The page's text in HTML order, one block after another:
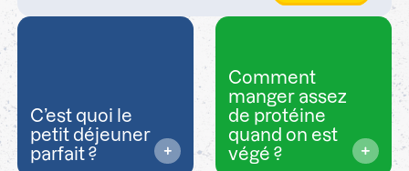
C’est quoi le
petit déjeuner
parfait ?
Comment
manger assez
de protéine
quand on est
végé ?